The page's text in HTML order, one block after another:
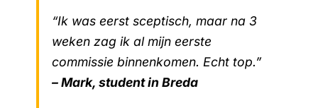
“Ik was eerst sceptisch, maar na 3
weken zag ik al mijn eerste
commissie binnenkomen. Echt top.”
– Mark, student in Breda